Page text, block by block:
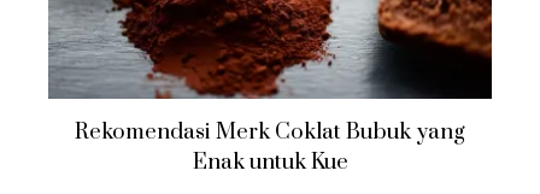
Rekomendasi Merk Coklat Bubuk yang
Enak untuk Kue